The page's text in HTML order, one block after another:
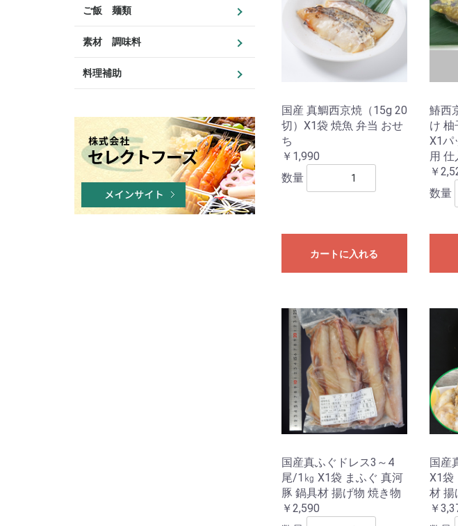
ご飯 麺類
素材 調味料
料理補助
国産 真鯛西京焼（15g 20
切）X1袋 焼魚 弁当 おせ
ち
￥1,990
数量
カートに入れる
鰆西
け 柚
X1パ
用 仕
￥
数量
国産真ふぐドレス3～4
尾/1㎏ X1袋 まふぐ 真河
豚 鍋具材 揚げ物 焼き物
￥2,590
国産
X1袋
材 揚
￥